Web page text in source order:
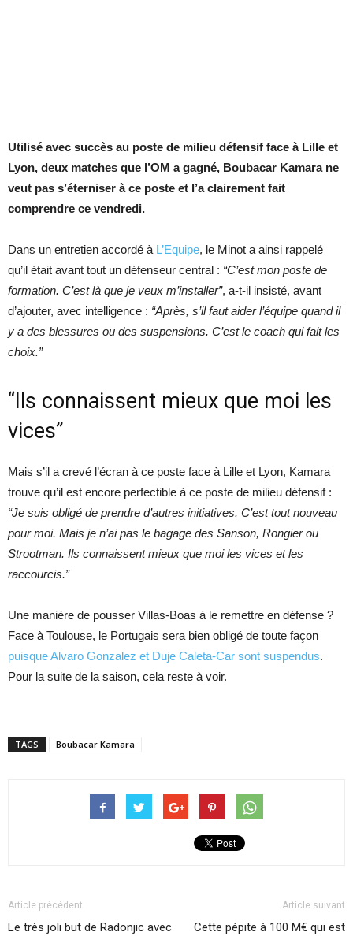
Utilisé avec succès au poste de milieu défensif face à Lille et
Lyon, deux matches que l’OM a gagné, Boubacar Kamara ne
veut pas s’éterniser à ce poste et l’a clairement fait
comprendre ce vendredi.
Dans un entretien accordé à L’Equipe, le Minot a ainsi rappelé
qu’il était avant tout un défenseur central : “C’est mon poste de
formation. C’est là que je veux m’installer”, a-t-il insisté, avant
d’ajouter, avec intelligence : “Après, s’il faut aider l’équipe quand il
y a des blessures ou des suspensions. C’est le coach qui fait les
choix.”
“Ils connaissent mieux que moi les
vices”
Mais s’il a crevé l’écran à ce poste face à Lille et Lyon, Kamara
trouve qu’il est encore perfectible à ce poste de milieu défensif :
“Je suis obligé de prendre d’autres initiatives. C’est tout nouveau
pour moi. Mais je n’ai pas le bagage des Sanson, Rongier ou
Strootman. Ils connaissent mieux que moi les vices et les
raccourcis.”
Une manière de pousser Villas-Boas à le remettre en défense ?
Face à Toulouse, le Portugais sera bien obligé de toute façon
puisque Alvaro Gonzalez et Duje Caleta-Car sont suspendus.
Pour la suite de la saison, cela reste à voir.
TAGS Boubacar Kamara
Article précédent
Le très joli but de Radonjic avec
Article suivant
Cette pépite à 100 M€ qui est